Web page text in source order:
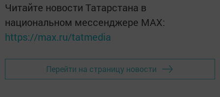
Читайте новости Татарстана в
национальном мессенджере MАХ:
https://max.ru/tatmedia
Перейти на страницу новости